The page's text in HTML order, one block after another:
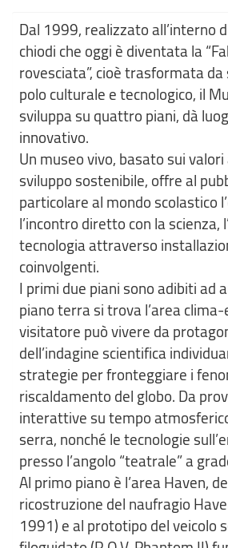
Dal 1999, realizzato all’interno
chiodi che oggi è diventata la
rovesciata”, cioè trasformata
polo culturale e tecnologico, il
sviluppa su quattro piani, dà
innovativo.
Un museo vivo, basato sui
sviluppo sostenibile, offre al
particolare al mondo scolastico
l’incontro diretto con la scienza,
tecnologia attraverso
coinvolgenti.
I primi due piani sono adibiti ad
piano terra si trova l’area
visitatore può vivere da
dell’indagine scientifica
strategie per fronteggiare i
riscaldamento del globo. Da
interattive su tempo
serra, nonché le tecnologie
presso l’angolo “teatrale” a
Al primo piano è l’area Haven,
ricostruzione del naufragio
1991) e al prototipo del veicolo